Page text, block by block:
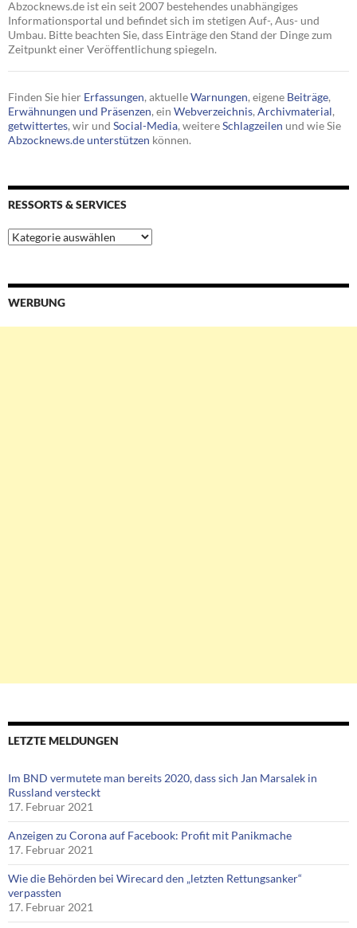
Abzocknews.de ist ein seit 2007 bestehendes unabhängiges
Informationsportal und befindet sich im stetigen Auf-, Aus- und
Umbau. Bitte beachten Sie, dass Einträge den Stand der Dinge zum
Zeitpunkt einer Veröffentlichung spiegeln.
Finden Sie hier Erfassungen, aktuelleWarnungen, eigene Beiträge,
Erwähnungen und Präsenzen, ein Webverzeichnis, Archivmaterial,
getwittertes, wir und Social-Media, weitereSchlagzeilen und wie Sie
Abzocknews.de unterstützen können.
RESSORTS & SERVICES
Ressorts
&
WERBUNG
LETZTE MELDUNGEN
Im BND vermutete man bereits 2020, dass sich Jan Marsalek in
Russland versteckt
17. Februar 2021
Anzeigen zu Corona auf Facebook: Profit mit Panikmache
17. Februar 2021
Wie die Behörden bei Wirecard den „letzten Rettungsanker“
verpassten
17. Februar 2021